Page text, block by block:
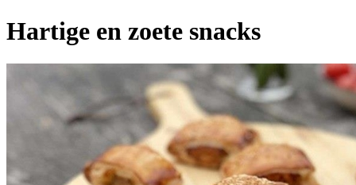
Hartige en zoete snacks